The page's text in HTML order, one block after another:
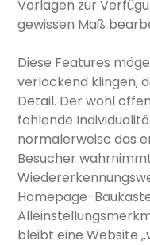
Vorlagen zur
gewissen Maß
Diese Features
verlockend klingen,
Detail. Der wohl
fehlende
normalerweise das
Besucher
Homepage-
bleibt eine Website